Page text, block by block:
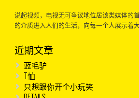
说起视频，电视无可争议地位居该类媒体的
的介质进入人们的生活，向每一个人展示着
近期文章
蓝毛驴
T恤
只想跟你开个小玩笑